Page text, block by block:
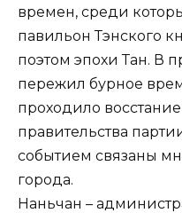
времен, среди
павильон Тэнского
поэтом эпохи Тан. В
пережил бурное
проходило
правительства
событием связаны
города.
Наньчан –